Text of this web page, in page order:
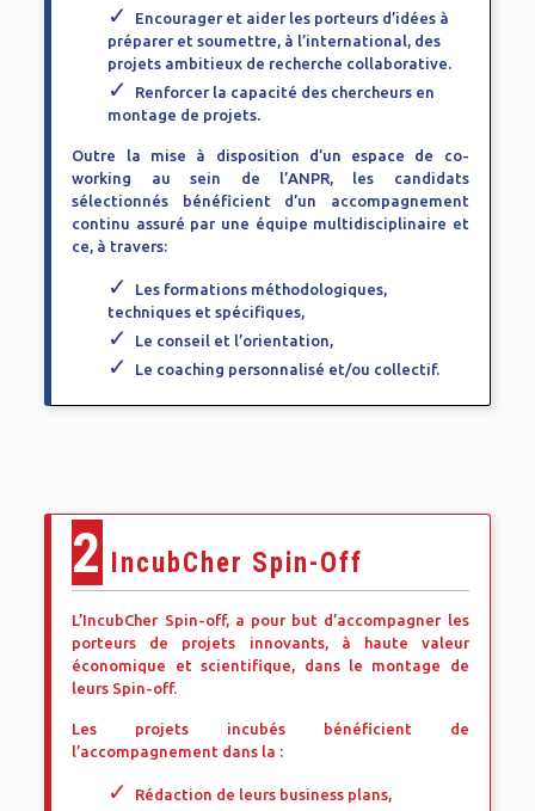
Encourager et aider les porteurs d’idées à
préparer et soumettre, à l’international, des
projets ambitieux de recherche collaborative.
Renforcer la capacité des chercheurs en
montage de projets.
Outre la mise à disposition d’un espace de co-
working au sein de l’ANPR, les candidats
sélectionnés bénéficient d’un accompagnement
continu assuré par une équipe multidisciplinaire et
ce, à travers:
Les formations méthodologiques,
techniques et spécifiques,
Le conseil et l’orientation,
Le coaching personnalisé et/ou collectif.
2 IncubCher Spin-Off
L’IncubCher Spin-off, a pour but d’accompagner les
porteurs de projets innovants, à haute valeur
économique et scientifique, dans le montage de
leurs Spin-off.
Les projets incubés bénéficient de
l’accompagnement dans la :
Rédaction de leurs business plans,